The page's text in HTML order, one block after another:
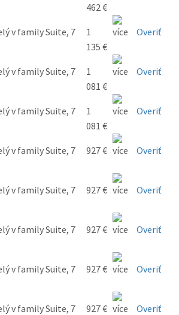
462 €
v family Suite, 7
1
135 €
Overiť
v family Suite, 7
1
081 €
Overiť
v family Suite, 7
1
081 €
Overiť
v family Suite, 7
927 € Overiť
v family Suite, 7
927 € Overiť
v family Suite, 7
927 € Overiť
v family Suite, 7
927 € Overiť
v family Suite, 7
927 € Overiť